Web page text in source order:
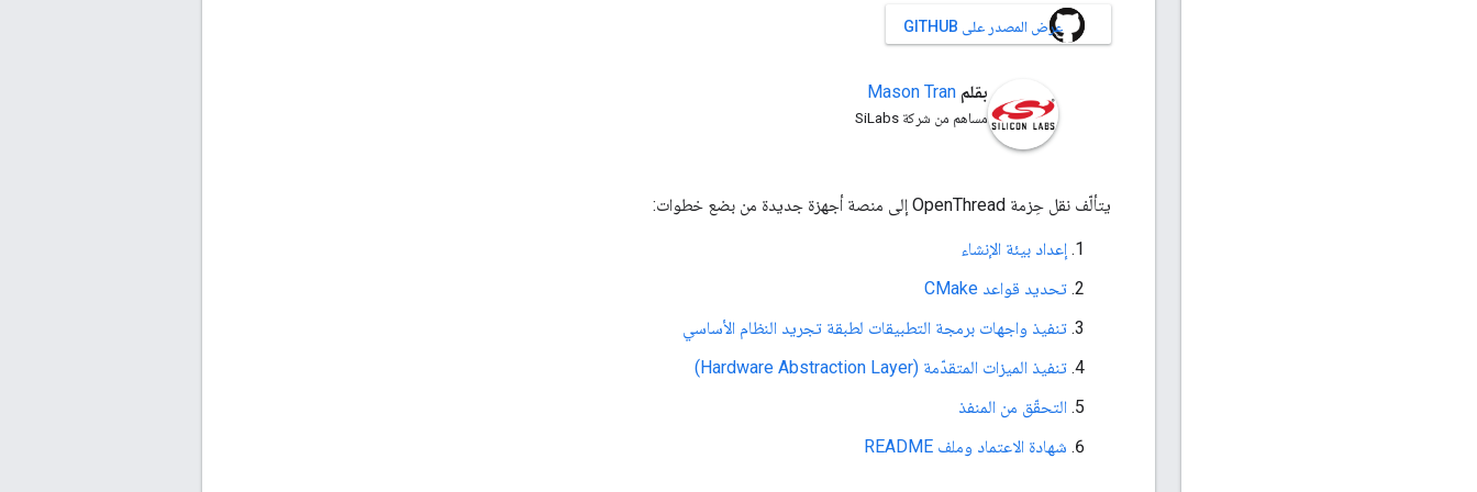
عرض المصدر على GITHUB
بقلم Mason Tran
مساهم من شركة SiLabs
يتألّف نقل حِزمة OpenThread إلى منصة أجهزة جديدة من بضع خطوات:
إعداد بيئة الإنشاء
تحديد قواعد CMake
تنفيذ واجهات برمجة التطبيقات لطبقة تجريد النظام الأساسي
تنفيذ الميزات المتقدّمة (Hardware Abstraction Layer)
التحقّق من المنفذ
شهادة الاعتماد وملف README